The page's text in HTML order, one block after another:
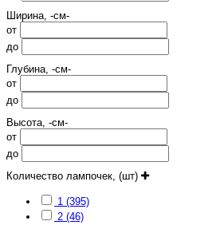
Ширина, -см-
от
до
Глубина, -см-
от
до
Высота, -см-
от
до
Количество лампочек, (шт)
1 (395)
2 (46)